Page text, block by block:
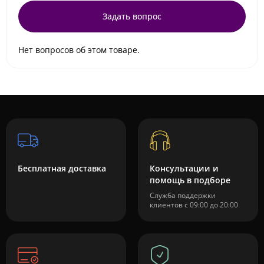
Задать вопрос
Нет вопросов об этом товаре.
Бесплатная доставка
Консультации и
помощь в подборе
Служба поддержки
клиентов с 09:00 до 20:00